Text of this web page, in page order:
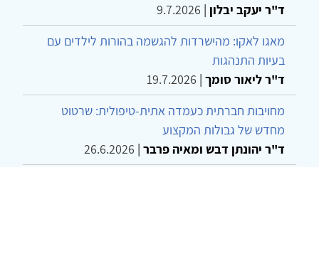
ד"ר יעקב יבלון |
9.7.2026
מאגו לאקו: מהישרדות להגשמה בהורות לילדים עם
בעיות התנהגות
ד"ר ליאור סומך |
19.7.2026
מחויבות חברתית כעמדה אתית-טיפולית: שרטוט
מחדש של גבולות המקצוע
ד"ר יהונתן דבש ומאיה פרבר |
26.6.2026